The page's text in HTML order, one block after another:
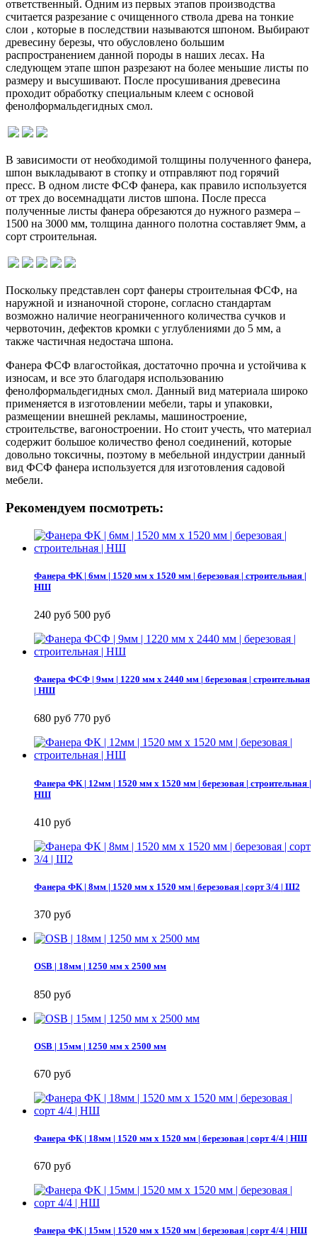
ответственный. Одним из первых этапов производства
считается разрезание с очищенного ствола древа на тонкие
слои , которые в последствии называются шпоном. Выбирают
древесину березы, что обусловлено большим
распространением данной породы в наших лесах. На
следующем этапе шпон разрезают на более меньшие листы по
размеру и высушивают. После просушивания древесина
проходит обработку специальным клеем с основой
фенолформальдегидных смол.
В зависимости от необходимой толщины полученного фанера,
шпон выкладывают в стопку и отправляют под горячий
пресс. В одном листе ФСФ фанера, как правило используется
от трех до восемнадцати листов шпона. После пресса
полученные листы фанера обрезаются до нужного размера –
1500 на 3000 мм, толщина данного полотна составляет 9мм, а
сорт строительная.
Поскольку представлен сорт фанеры строительная ФСФ, на
наружной и изнаночной стороне, согласно стандартам
возможно наличие неограниченного количества сучков и
червоточин, дефектов кромки с углублениями до 5 мм, а
также частичная недостача шпона.
Фанера ФСФ влагостойкая, достаточно прочна и устойчива к
износам, и все это благодаря использованию
фенолформальдегидных смол. Данный вид материала широко
применяется в изготовлении мебели, тары и упаковки,
размещении внешней рекламы, машиностроение,
строительстве, вагоностроении. Но стоит учесть, что материал
содержит большое количество фенол соединений, которые
довольно токсичны, поэтому в мебельной индустрии данный
вид ФСФ фанера используется для изготовления садовой
мебели.
Рекомендуем посмотреть:
Фанера ФК | 6мм | 1520 мм х 1520 мм | березовая | строительная |
НШ
240 руб 500 руб
Фанера ФСФ | 9мм | 1220 мм х 2440 мм | березовая | строительная
| НШ
680 руб 770 руб
Фанера ФК | 12мм | 1520 мм х 1520 мм | березовая | строительная |
НШ
410 руб
Фанера ФК | 8мм | 1520 мм х 1520 мм | березовая | сорт 3/4 | Ш2
370 руб
OSB | 18мм | 1250 мм х 2500 мм
850 руб
OSB | 15мм | 1250 мм х 2500 мм
670 руб
Фанера ФК | 18мм | 1520 мм х 1520 мм | березовая | сорт 4/4 | НШ
670 руб
Фанера ФК | 15мм | 1520 мм х 1520 мм | березовая | сорт 4/4 | НШ